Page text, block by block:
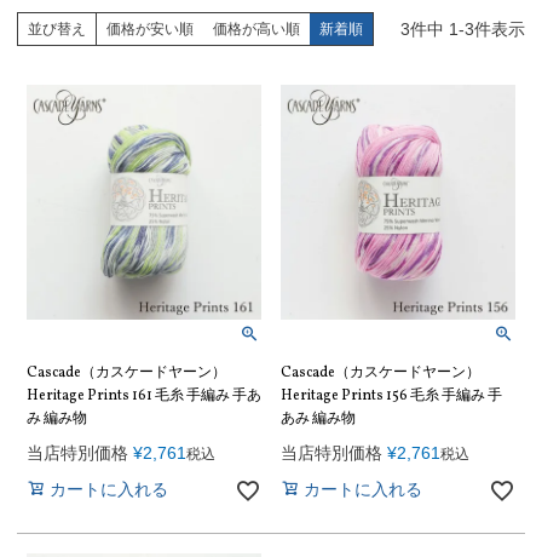
並び替え 価格が安い順 価格が高い順 新着順 3件中 1-3件表示
Cascade（カスケードヤーン）
Heritage Prints 161 毛糸 手編み 手あ
み 編み物
当店特別価格 ¥2,761税込
カートに入れる
Cascade（カスケードヤーン）
Heritage Prints 156 毛糸 手編み 手
あみ 編み物
当店特別価格 ¥2,761税込
カートに入れる